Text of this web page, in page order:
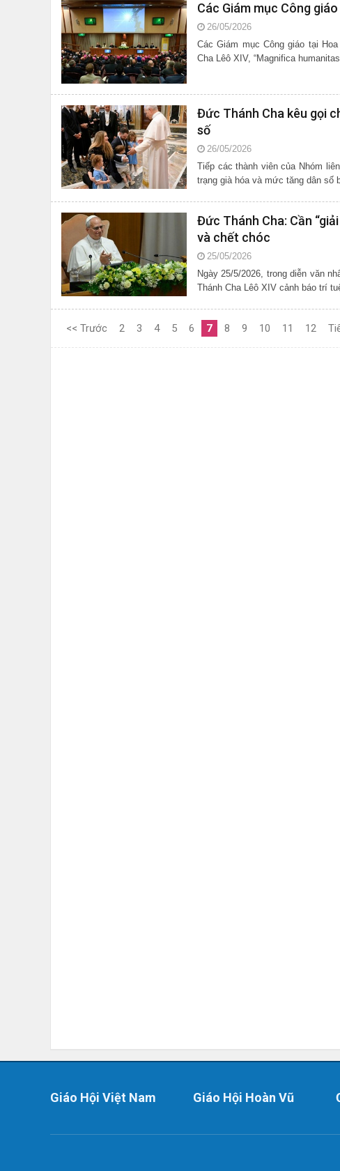
Các Giám mục Công
26/05/2026
Các Giám mục Công giáo tại
Cha Lêô XIV, “Magnifica
Đức Thánh Cha kêu gọi
số
26/05/2026
Tiếp các thành viên của Nhóm
trạng già hóa và mức tăng dân số
Đức Thánh Cha: Cần
và chết chóc
25/05/2026
Ngày 25/5/2026, trong diễn văn
Thánh Cha Lêô XIV cảnh báo trí
<< Trước 2 3 4 5 6 7 8 9 10 11 12
Giáo Hội Việt Nam Giáo Hội Hoàn Vũ